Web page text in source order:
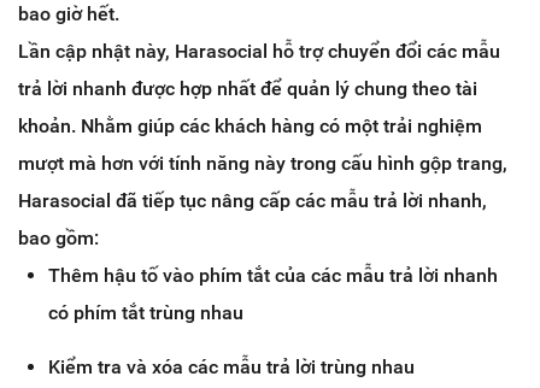
bao giờ hết.
Lần cập nhật này, Harasocial hỗ trợ chuyển đổi các mẫu
trả lời nhanh được hợp nhất để quản lý chung theo tài
khoản. Nhằm giúp các khách hàng có một trải nghiệm
mượt mà hơn với tính năng này trong cấu hình gộp trang,
Harasocial đã tiếp tục nâng cấp các mẫu trả lời nhanh,
bao gồm:
Thêm hậu tố vào phím tắt của các mẫu trả lời nhanh
có phím tắt trùng nhau
Kiểm tra và xóa các mẫu trả lời trùng nhau